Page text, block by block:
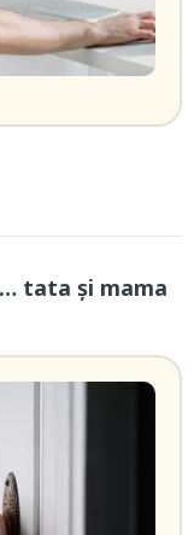
tata și mama